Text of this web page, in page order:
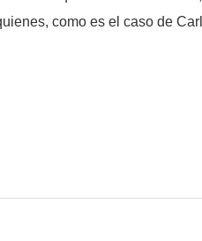
como es el caso de